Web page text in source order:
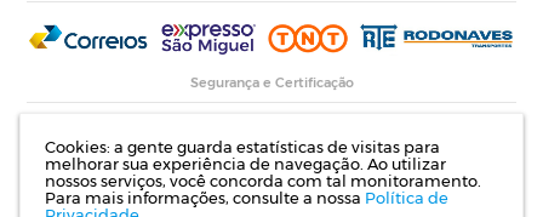
Cookies: a gente guarda estatísticas de visitas para
melhorar sua experiência de navegação. Ao utilizar
nossos serviços, você concorda com tal monitoramento.
Para mais informações, consulte a nossa Política de
Segurança e Certificação